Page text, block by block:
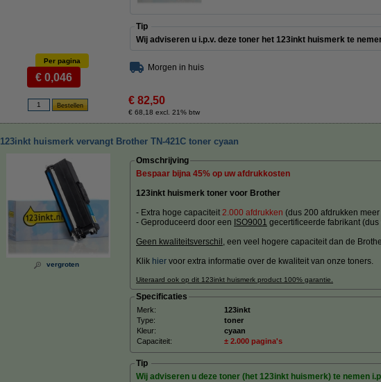
Tip
Wij adviseren u i.p.v. deze toner het 123inkt huismerk te
Per pagina
€ 0,046
Morgen in huis
€ 82,50
€ 68,18 excl. 21% btw
123inkt huismerk vervangt Brother TN-421C toner cyaan
vergroten
Omschrijving
Bespaar bijna 45% op uw afdrukkosten
123inkt huismerk toner voor Brother
- Extra hoge capaciteit 2.000 afdrukken (dus 200 afdrukken
- Geproduceerd door een ISO9001 gecertificeerde fabrikant
Geen kwaliteitsverschil , een veel hogere capaciteit dan de
Klik hier voor extra informatie over de kwaliteit van onze toners.
Uiteraard ook op dit 123inkt huismerk product 100% garantie.
Specificaties
Merk: 123inkt
Type:
toner
Kleur:
cyaan
Capaciteit:
± 2.000 pagina's
Tip
Wij adviseren u deze toner (het 123inkt huismerk) te nemen